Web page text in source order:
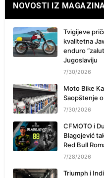
NOVOSTI IZ
Tvigijeve
kvalitetna
enduro
Jugoslaviju
7/30/2026
Moto Bike
Saopštenje
7/30/2026
CFMOTO i
Blagojević
Red Bull
7/28/2026
Triumph i